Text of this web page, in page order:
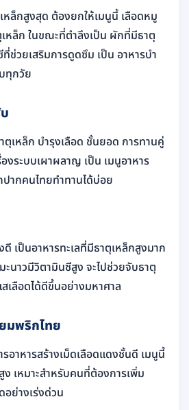
ล็กสูงสุด ต้องยกให้เมนูนี้ เลือดหมู
หล็ก ในขณะที่ตำลึงเป็น ผักที่มีธาตุ
ช่วยเสริมการดูดซึม เป็น อาหารบํา
ทุกวัย
ตุเหล็ก บํารุงเลือด ชั้นยอด การทานคู่
งระบบเผาผลาญ เป็น เมนูอาหาร
ากคนไทยทำทานได้บ่อย
เป็นอาหารทะเลที่มีธาตุเหล็กสูงมาก
ะนาวมีวิตามินซีสูง จะไปช่วยจับธาตุ
เลือดได้ดีขึ้นอย่างมหาศาล
มพริกไทย
อาหารสร้างเม็ดเลือดแดงชั้นดี เมนูนี้
ง เหมาะสำหรับคนที่ต้องการเพิ่ม
ย่างเร่งด่วน